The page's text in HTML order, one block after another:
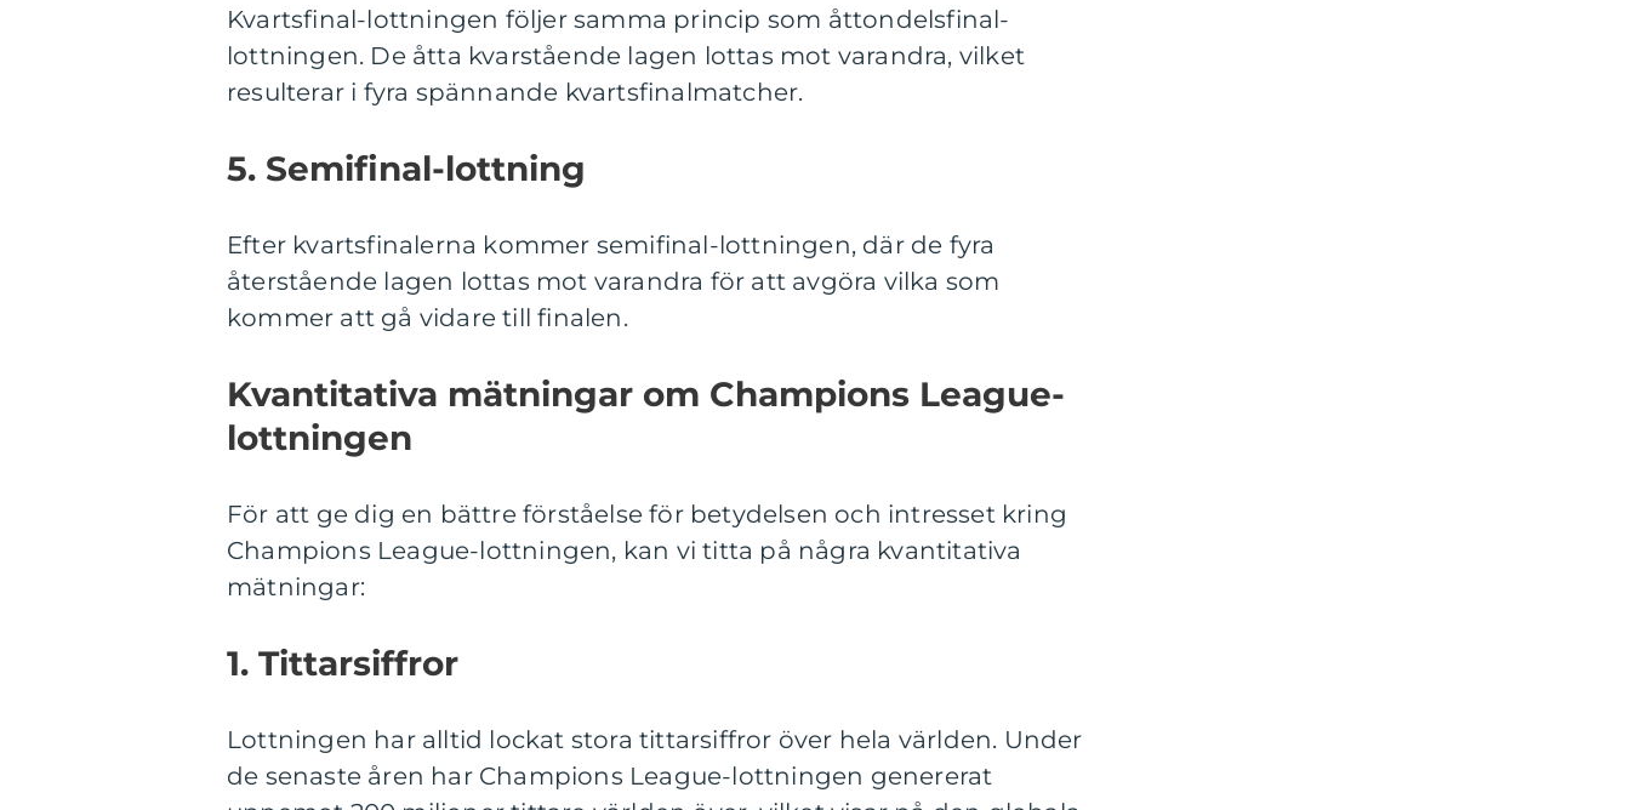
Kvartsfinal-lottningen följer samma princip som åttondelsfinal-
lottningen. De åtta kvarstående lagen lottas mot varandra, vilket
resulterar i fyra spännande kvartsfinalmatcher.
5. Semifinal-lottning
Efter kvartsfinalerna kommer semifinal-lottningen, där de fyra
återstående lagen lottas mot varandra för att avgöra vilka som
kommer att gå vidare till finalen.
Kvantitativa mätningar om Champions League-
lottningen
För att ge dig en bättre förståelse för betydelsen och intresset kring
Champions League-lottningen, kan vi titta på några kvantitativa
mätningar:
1. Tittarsiffror
Lottningen har alltid lockat stora tittarsiffror över hela världen. Under
de senaste åren har Champions League-lottningen genererat